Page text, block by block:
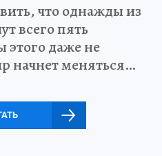
что однажды из
всего пять
этого даже не
начнет меняться…